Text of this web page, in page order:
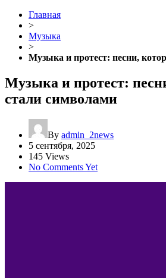
Главная
>
Музыка
>
Музыка и протест: песни,
Музыка и протест:
стали символами
By admin_2news
5 сентября, 2025
145 Views
No Comments Yet